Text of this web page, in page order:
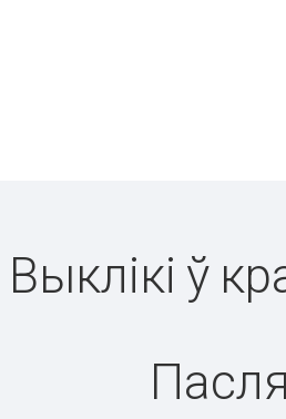
Выклікі ў